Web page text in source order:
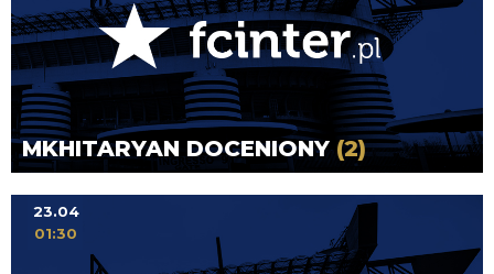
MKHITARYAN DOCENIONY (2)
23.04
01:30